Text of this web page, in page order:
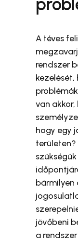
A téves
rendszer
kezelését,
van
hogy egy
területen?
bármilyen
jövőbeni
a